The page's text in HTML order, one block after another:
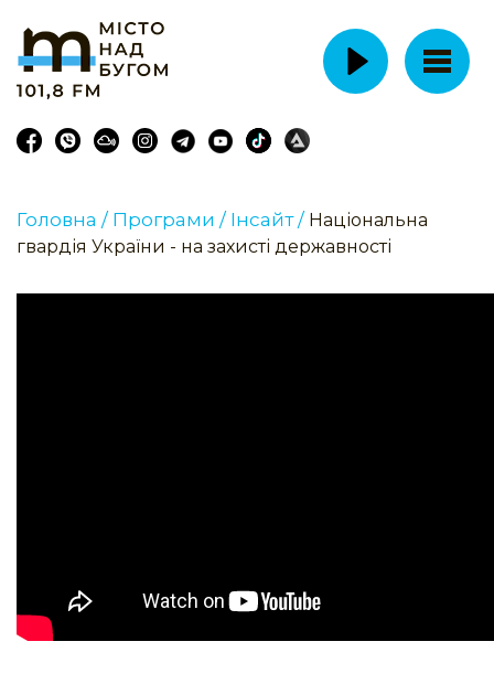
Головна / Програми / Інсайт / Національна
гвардія України - на захисті державності